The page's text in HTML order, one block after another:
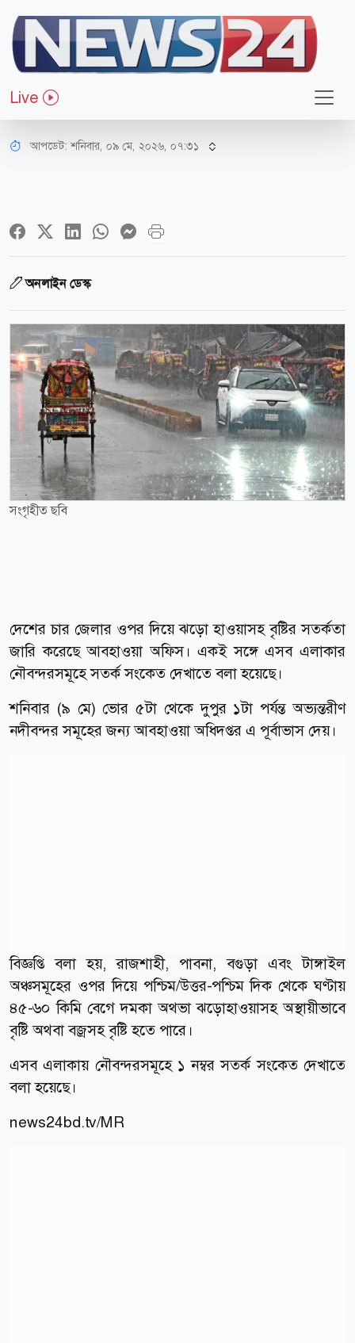
Live
জাতীয়
দেশের ৪ অঞ্চলে বজ্রবৃষ্টির আভাস,
সতর্কবার্তা
আপডেট: শনিবার, ০৯ মে, ২০২৬, ০৭:৩১
অনলাইন ডেস্ক
সংগৃহীত ছবি
দেশের চার জেলার ওপর দিয়ে ঝড়ো হাওয়াসহ বৃষ্টির সতর্কতা
জারি করেছে আবহাওয়া অফিস। একই সঙ্গে এসব এলাকার
নৌবন্দরসমূহে সতর্ক সংকেত দেখাতে বলা হয়েছে।
শনিবার (৯ মে) ভোর ৫টা থেকে দুপুর ১টা পর্যন্ত অভ্যন্তরীণ
নদীবন্দর সমূহের জন্য আবহাওয়া অধিদপ্তর এ পূর্বাভাস দেয়।
বিজ্ঞপ্তি বলা হয়, রাজশাহী, পাবনা, বগুড়া এবং টাঙ্গাইল
অঞ্চসমূহের ওপর দিয়ে পশ্চিম/উত্তর-পশ্চিম দিক থেকে ঘণ্টায়
৪৫-৬০ কিমি বেগে দমকা অথভা ঝড়োহাওয়াসহ অস্থায়ীভাবে
বৃষ্টি অথবা বজ্রসহ বৃষ্টি হতে পারে।
এসব এলাকায় নৌবন্দরসমূহে ১ নম্বর সতর্ক সংকেত দেখাতে
বলা হয়েছে।
news24bd.tv/MR